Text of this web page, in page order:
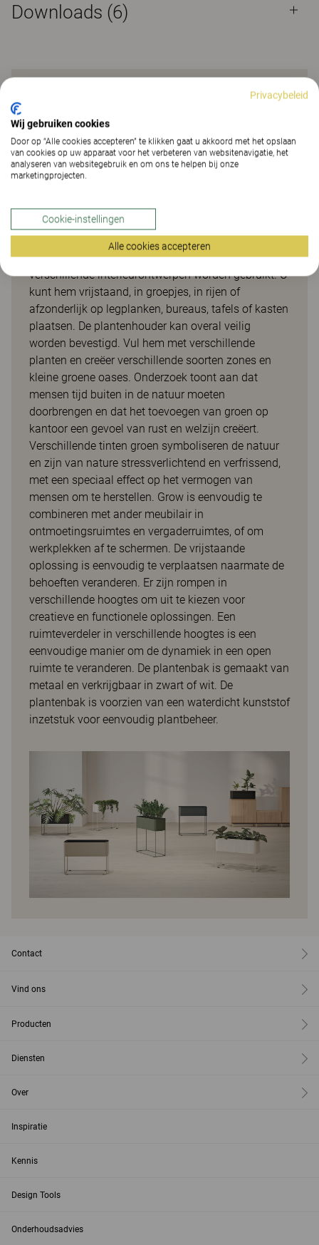
Downloads (6)
Plantenbak voor levendige
oplossingen
Een goed ontworpen plantenbak en ruimteverdeler
waarmee u eenvoudig flexibele, duurzame
gezonde werkomgeving. Hij zorgt voor inspiratie,
speelsheid en een levendige binnenomgeving. Een
flexibele en aangename oplossing die perfect in
kantoren past. Dezelfde plantenhouder kan in veel
verschillende interieurontwerpen worden gebruikt. U
kunt hem vrijstaand, in groepjes, in rijen of
afzonderlijk op legplanken, bureaus, tafels of kasten
plaatsen. De plantenhouder kan overal veilig
worden bevestigd. Vul hem met verschillende
planten en creëer verschillende soorten zones en
kleine groene oases. Onderzoek toont aan dat
mensen tijd buiten in de natuur moeten
doorbrengen en dat het toevoegen van groen op
kantoor een gevoel van rust en welzijn creëert.
Verschillende tinten groen symboliseren de natuur
en zijn van nature stressverlichtend en verfrissend,
met een speciaal effect op het vermogen van
mensen om te herstellen. Grow is eenvoudig te
combineren met ander meubilair in
ontmoetingsruimtes en vergaderruimtes, of om
werkplekken af te schermen. De vrijstaande
oplossing is eenvoudig te verplaatsen naarmate de
behoeften veranderen. Er zijn rompen in
verschillende hoogtes om uit te kiezen voor
creatieve en functionele oplossingen. Een
ruimteverdeler in verschillende hoogtes is een
eenvoudige manier om de dynamiek in een open
ruimte te veranderen. De plantenbak is gemaakt van
metaal en verkrijgbaar in zwart of wit. De
plantenbak is voorzien van een waterdicht kunststof
inzetstuk voor eenvoudig plantbeheer.
Contact
Vind ons
Producten
Diensten
Over
Inspiratie
Kennis
Design Tools
Onderhoudsadvies
Privacybeleid
Wij gebruiken cookies
Door op “Alle cookies accepteren” te klikken gaat u akkoord met het opslaan
van cookies op uw apparaat voor het verbeteren van websitenavigatie, het
analyseren van websitegebruik en om ons te helpen bij onze
marketingprojecten.
Cookie-instellingen
Alle cookies accepteren